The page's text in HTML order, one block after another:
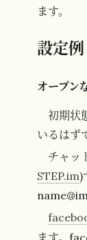
ます。
設定例
オープン
初期状
いるはず
チャッ
STEP.im)
ます。